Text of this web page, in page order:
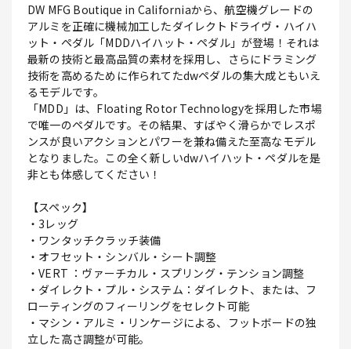
DW MFG Boutique in Californiaから、航空機グレードの
アルミを正確に機械加工したダイレクトドライヴ・ハイハ
ット・ペダル「MDDハイハット・ペダル」が登場！それは
最新の技術と最高品質の素材を採用し、さらにドラミング
技術を高めるために作られてたdwペダルの集大成ともいえ
るモデルです。
「MDD」は、Floating Rotor Technologyを採用した市場
で唯一のペダルです。その結果、すばやく滑らかでレスポ
ンスが良いアクションとパワーを兼ね備えた至高なモデル
となりました。この全く新しいdwハイハット・ペダルを是
非とも体感してください！
【スペック】
・3レッグ
・ワンタッチクラッチ装備
・オフセット・シンバル・シート調整
・VERT ：ヴァーチカル・スプリング・テンション調整
・ダイレクト・プル・システム：ダイレクト、または、フ
ローティングのフィーリングをセレクト可能
・マシン・アルミ・リンケージによる、フットボードの独
立した高さ調整が可能。